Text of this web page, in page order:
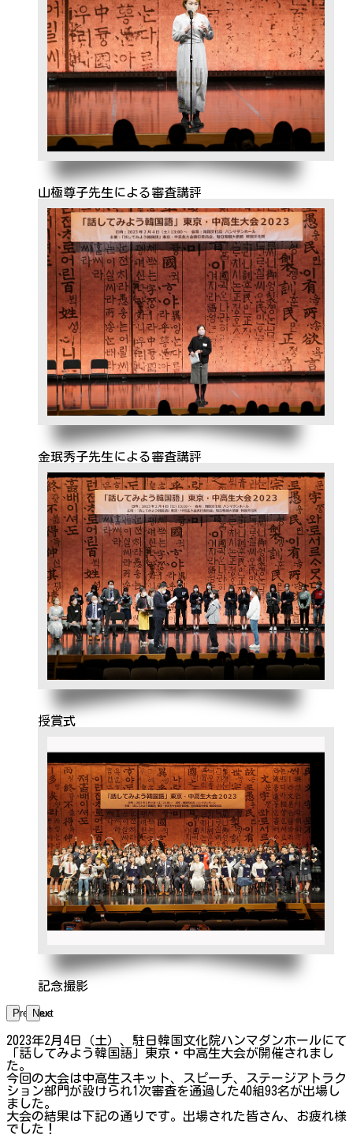
山極尊子先生による審査講評
金珉秀子先生による審査講評
授賞式
記念撮影
Previous
Next
2023年2月4日（土）、駐日韓国文化院ハンマダンホールにて
「話してみよう韓国語」東京・中高生大会が開催されまし
た。
今回の大会は中高生スキット、スピーチ、ステージアトラク
ション部門が設けられ1次審査を通過した40組93名が出場し
ました。
大会の結果は下記の通りです。出場された皆さん、お疲れ様
でした！